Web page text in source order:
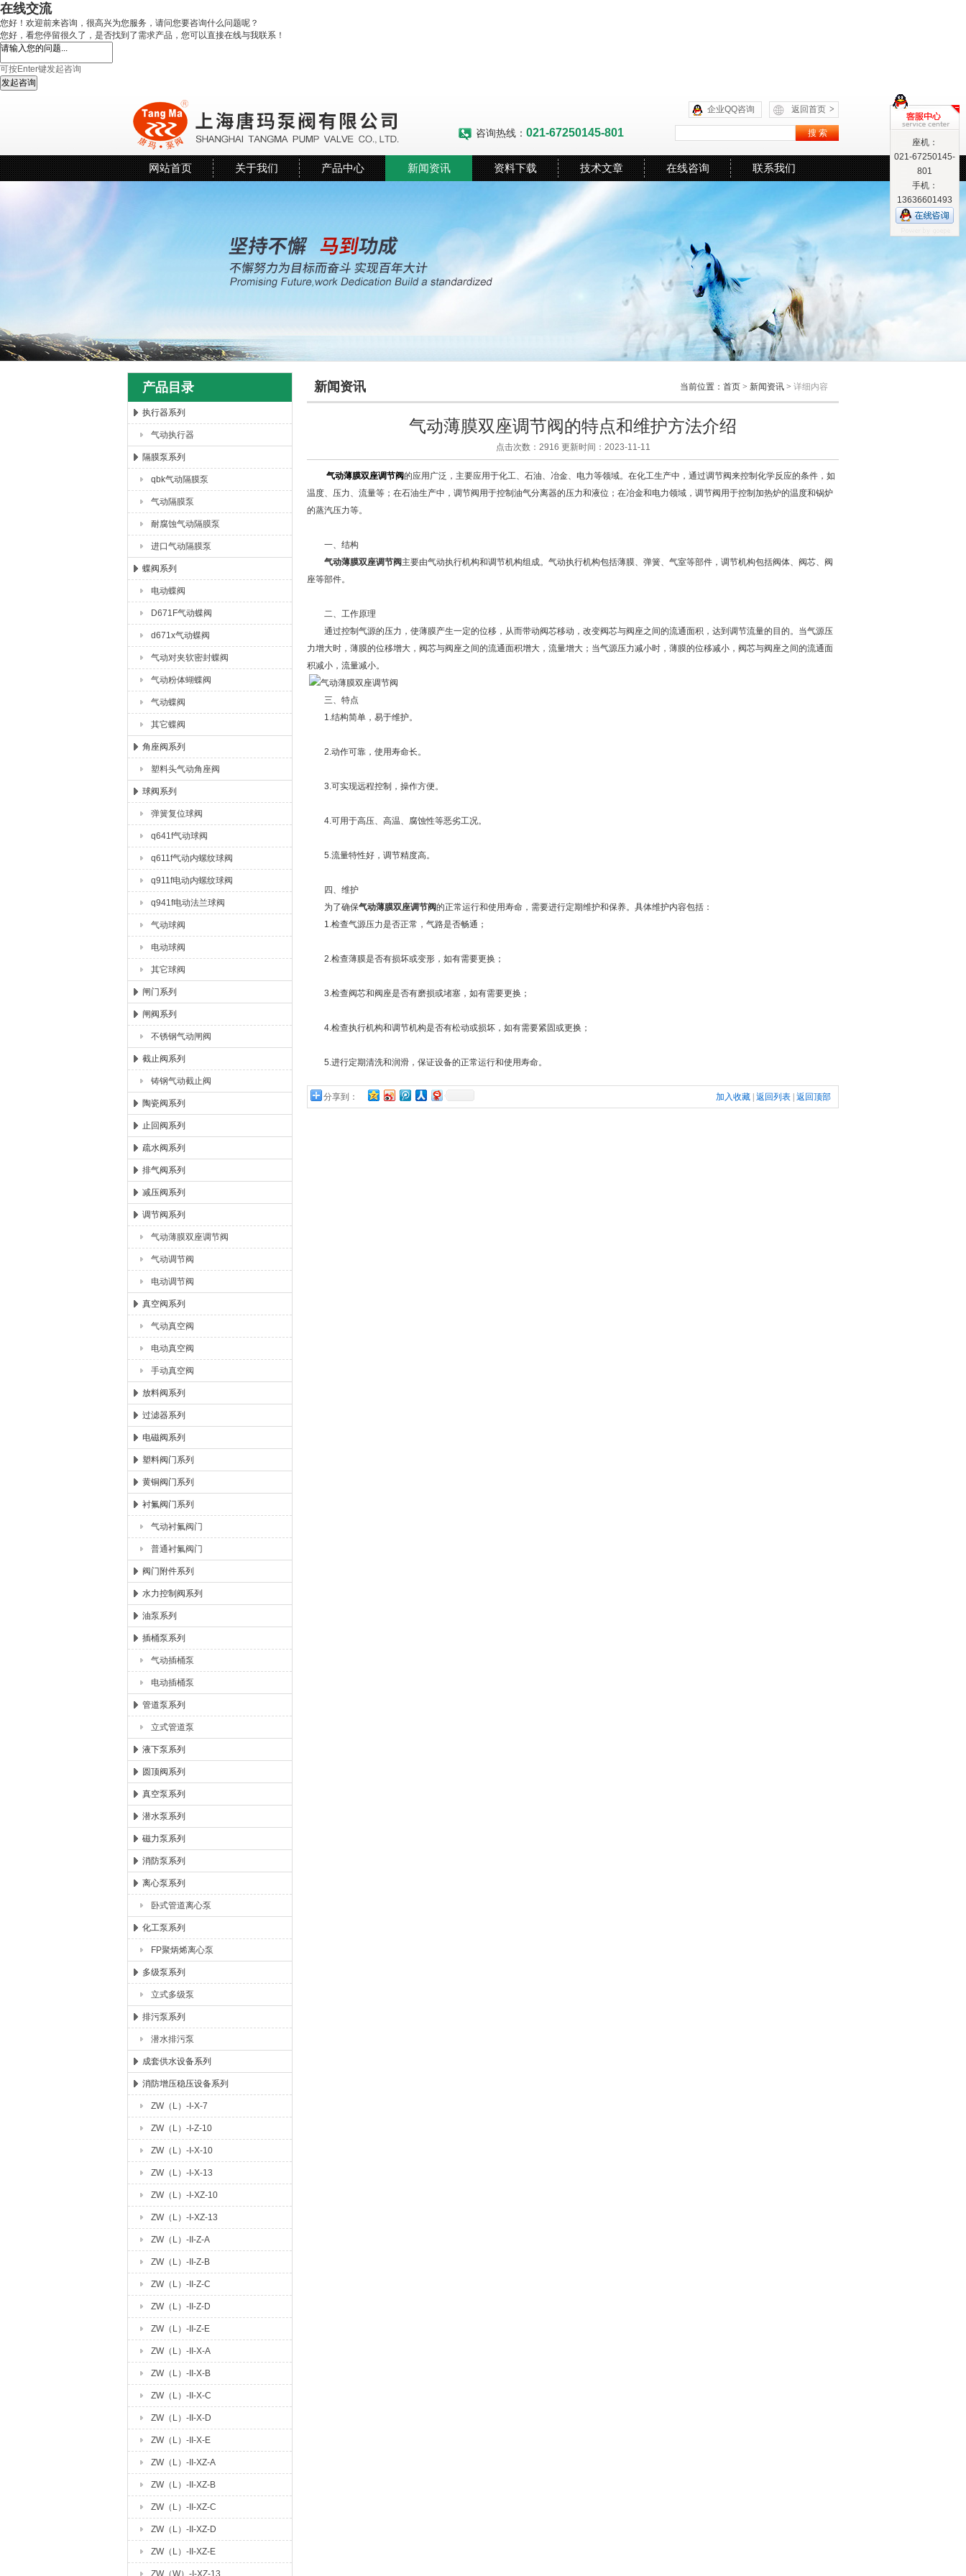
在线交流
您好！欢迎前来咨询，很高兴为您服务，请问您要咨询什么问题呢？
您好，看您停留很久了，是否找到了需求产品，您可以直接在线与我联系！
可按Enter键发起咨询
发起咨询
上海唐玛泵阀有限公司
返回首页 >
企业QQ咨询
咨询热线： 021-67250145-801
网站首页 关于我们 产品中心 新闻资讯 资料下载 技术文章 在线咨询 联系我们
产品目录
执行器系列
气动执行器
隔膜泵系列
qbk气动隔膜泵
气动隔膜泵
耐腐蚀气动隔膜泵
进口气动隔膜泵
蝶阀系列
电动蝶阀
D671F气动蝶阀
d671x气动蝶阀
气动对夹软密封蝶阀
气动粉体蝴蝶阀
气动蝶阀
其它蝶阀
角座阀系列
塑料头气动角座阀
球阀系列
弹簧复位球阀
q641f气动球阀
q611f气动内螺纹球阀
q911f电动内螺纹球阀
q941f电动法兰球阀
气动球阀
电动球阀
其它球阀
闸门系列
闸阀系列
不锈钢气动闸阀
截止阀系列
铸钢气动截止阀
陶瓷阀系列
止回阀系列
疏水阀系列
排气阀系列
减压阀系列
调节阀系列
气动薄膜双座调节阀
气动调节阀
电动调节阀
真空阀系列
气动真空阀
电动真空阀
手动真空阀
放料阀系列
过滤器系列
电磁阀系列
塑料阀门系列
黄铜阀门系列
衬氟阀门系列
气动衬氟阀门
普通衬氟阀门
阀门附件系列
水力控制阀系列
油泵系列
插桶泵系列
气动插桶泵
电动插桶泵
管道泵系列
立式管道泵
液下泵系列
圆顶阀系列
真空泵系列
潜水泵系列
磁力泵系列
消防泵系列
离心泵系列
卧式管道离心泵
化工泵系列
FP聚炳烯离心泵
多级泵系列
立式多级泵
排污泵系列
潜水排污泵
成套供水设备系列
消防增压稳压设备系列
ZW（L）-I-X-7
ZW（L）-I-Z-10
ZW（L）-I-X-10
ZW（L）-I-X-13
ZW（L）-I-XZ-10
ZW（L）-I-XZ-13
ZW（L）-II-Z-A
ZW（L）-II-Z-B
ZW（L）-II-Z-C
ZW（L）-II-Z-D
ZW（L）-II-Z-E
ZW（L）-II-X-A
ZW（L）-II-X-B
ZW（L）-II-X-C
ZW（L）-II-X-D
ZW（L）-II-X-E
ZW（L）-II-XZ-A
ZW（L）-II-XZ-B
ZW（L）-II-XZ-C
ZW（L）-II-XZ-D
ZW（L）-II-XZ-E
ZW（W）-I-XZ-13
新闻资讯 当前位置： 首页 > 新闻资讯 > 详细内容
气动薄膜双座调节阀的特点和维护方法介绍
点击次数：2916 更新时间：2023-11-11
气动薄膜双座调节阀的应用广泛，主要应用于化工、石油、冶金、电力等领域。在化工生产中，通过调节阀来控制化学反应的条件，如
温度、压力、流量等；在石油生产中，调节阀用于控制油气分离器的压力和液位；在冶金和电力领域，调节阀用于控制加热炉的温度和锅炉
的蒸汽压力等。
一、结构
气动薄膜双座调节阀 主要由气动执行机构和调节机构组成。气动执行机构包括薄膜、弹簧、气室等部件，调节机构包括阀体、阀芯、阀
座等部件。
二、工作原理
通过控制气源的压力，使薄膜产生一定的位移，从而带动阀芯移动，改变阀芯与阀座之间的流通面积，达到调节流量的目的。当气源压
力增大时，薄膜的位移增大，阀芯与阀座之间的流通面积增大，流量增大；当气源压力减小时，薄膜的位移减小，阀芯与阀座之间的流通面
积减小，流量减小。
三、特点
1.结构简单，易于维护。
2.动作可靠，使用寿命长。
3.可实现远程控制，操作方便。
4.可用于高压、高温、腐蚀性等恶劣工况。
5.流量特性好，调节精度高。
四、维护
为了确保气动薄膜双座调节阀的正常运行和使用寿命，需要进行定期维护和保养。具体维护内容包括：
1.检查气源压力是否正常，气路是否畅通；
2.检查薄膜是否有损坏或变形，如有需要更换；
3.检查阀芯和阀座是否有磨损或堵塞，如有需要更换；
4.检查执行机构和调节机构是否有松动或损坏，如有需要紧固或更换；
5.进行定期清洗和润滑，保证设备的正常运行和使用寿命。
分享到： 加入收藏 返回列表 返回顶部
座机：
021-67250145-
801
手机：
13636601493